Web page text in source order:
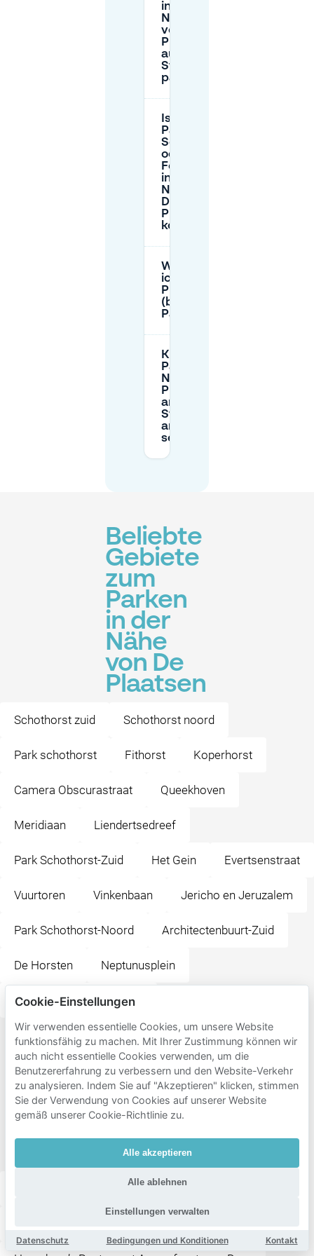
in der
Nähe
von De
Plaatsen
auf der
Straße
parken?
Ist das
Parken an
Sonntagen
oder
Feiertagen
in der
Nähe von
De
Plaatsen
kostenlos?
Was sollte ich tun, wenn
ich in der Nähe von De
Plaatsen barrierefreien
(behindertengerechten)
Parkplatz benötige?
Kann ich einen
Parkplatz in der
Nähe von De
Plaatsen buchen,
anstatt auf
Straßenparkplätze
angewiesen zu
sein?
Beliebte
Gebiete
zum
Parken
in der
Nähe
von De
Plaatsen
Schothorst zuid Schothorst noord
Park schothorst Fithorst Koperhorst
Camera Obscurastraat Queekhoven
Meridiaan Liendertsedreef
Park Schothorst-Zuid Het Gein Evertsenstraat
Vuurtoren Vinkenbaan Jericho en Jeruzalem
Park Schothorst-Noord Architectenbuurt-Zuid
De Horsten Neptunusplein
Schimmelpenninckstraat
Beliebte
Ziele in
der
Nähe
von De
Plaatsen
Amersfoort Schothorst
Cookie-Einstellungen
Wir verwenden essentielle Cookies, um unsere Website
funktionsfähig zu machen. Mit Ihrer Zustimmung können wir
auch nicht essentielle Cookies verwenden, um die
Benutzererfahrung zu verbessern und den Website-Verkehr
zu analysieren. Indem Sie auf "Akzeptieren" klicken, stimmen
Sie der Verwendung von Cookies auf unserer Website
gemäß unserer Cookie-Richtlinie zu.
Alle akzeptieren
Alle ablehnen
Einstellungen verwalten
Datenschutz Bedingungen und Konditionen Kontakt